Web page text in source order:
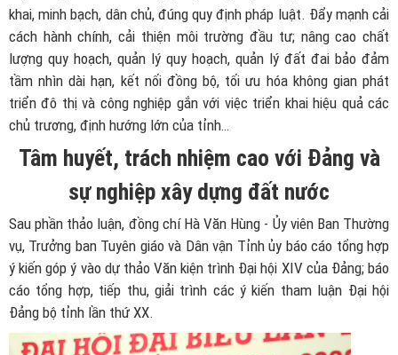
khai, minh bạch, dân chủ, đúng quy định pháp luật. Đẩy mạnh cải
cách hành chính, cải thiện môi trường đầu tư; nâng cao chất
lượng quy hoạch, quản lý quy hoạch, quản lý đất đai bảo đảm
tầm nhìn dài hạn, kết nối đồng bộ, tối ưu hóa không gian phát
triển đô thị và công nghiệp gắn với việc triển khai hiệu quả các
chủ trương, định hướng lớn của tỉnh…
Tâm huyết, trách nhiệm cao với Đảng và
sự nghiệp xây dựng đất nước
Sau phần thảo luận, đồng chí Hà Văn Hùng - Ủy viên Ban Thường
vụ, Trưởng ban Tuyên giáo và Dân vận Tỉnh ủy báo cáo tổng hợp
ý kiến góp ý vào dự thảo Văn kiện trình Đại hội XIV của Đảng; báo
cáo tổng hợp, tiếp thu, giải trình các ý kiến tham luận Đại hội
Đảng bộ tỉnh lần thứ XX.